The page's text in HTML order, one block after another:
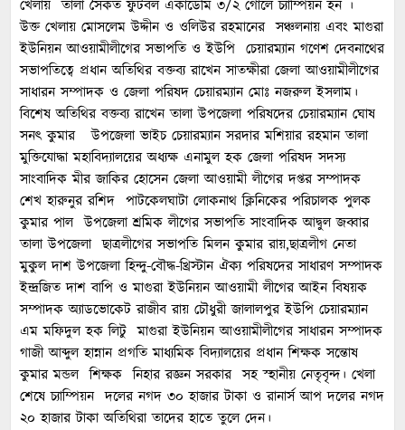
খেলায় তালা সৈকত ফুটবল একাডেমি ৩/২ গোলে চ্যাম্পিয়ন হন ।
উক্ত খেলায় মোসলেম উদ্দীন ও ওলিউর রহমানের সঞ্চলনায় এবং মাগুরা
ইউনিয়ন আওয়ামীলীগের সভাপতি ও ইউপি চেয়ারম্যান গণেশ দেবনাথের
সভাপতিত্বে প্রধান অতিথির বক্তব্য রাখেন সাতক্ষীরা জেলা আওয়ামীলীগের
সাধারন সম্পাদক ও জেলা পরিষদ চেয়ারম্যান মোঃ নজরুল ইসলাম।
বিশেষ অতিথির বক্তব্য রাখেন তালা উপজেলা পরিষদের চেয়ারম্যান ঘোষ
সনৎ কুমার উপজেলা ভাইচ চেয়ারম্যান সরদার মশিয়ার রহমান তালা
মুক্তিযোদ্ধা মহাবিদ্যালয়ের অধ্যক্ষ এনামুল হক জেলা পরিষদ সদস্য
সাংবাদিক মীর জাকির হোসেন জেলা আওয়ামী লীগের দপ্তর সম্পাদক
শেখ হারুনুর রশিদ পাটকেলঘাটা লোকনাথ ক্লিনিকের পরিচালক পুলক
কুমার পাল উপজেলা শ্রমিক লীগের সভাপতি সাংবাদিক আদ্বুল জব্বার
তালা উপজেলা ছাত্রলীগের সভাপতি মিলন কুমার রায়,ছাত্রলীগ নেতা
মুকুল দাশ উপজেলা হিন্দু-বৌদ্ধ-খ্রিস্টান ঐক্য পরিষদের সাধারণ সম্পাদক
ইন্দ্রজিত দাশ বাপি ও মাগুরা ইউনিয়ন আওয়ামী লীগের আইন বিষয়ক
সম্পাদক অ্যাডভোকেট রাজীব রায় চৌধুরী জালালপুর ইউপি চেয়ারম্যান
এম মফিদুল হক লিটু মাগুরা ইউনিয়ন আওয়ামীলীগের সাধারন সম্পাদক
গাজী আব্দুল হান্নান প্রগতি মাধ্যমিক বিদ্যালয়ের প্রধান শিক্ষক সন্তোষ
কুমার মন্ডল শিক্ষক নিহার রজ্ঞন সরকার সহ স্হানীয় নেতৃবৃন্দ। খেলা
শেষে চ্যাম্পিয়ন দলের নগদ ৩০ হাজার টাকা ও রানার্স আপ দলের নগদ
২০ হাজার টাকা অতিথিরা তাদের হাতে তুলে দেন।